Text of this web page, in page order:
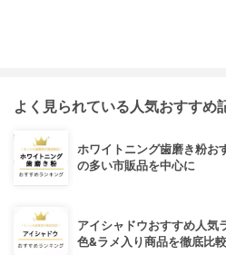
よく見られている人気おすすめ
ホワイトニング歯磨き粉お
の多い市販品を中心に
アイシャドウおすすめ人気
色&ラメ入り商品を徹底比較